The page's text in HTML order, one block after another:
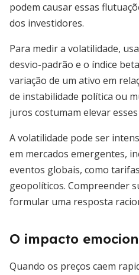
podem causar essas
dos investidores.
Para medir a volatilidade,
desvio-padrão e o índice
variação de um ativo em
de instabilidade política ou
juros costumam elevar esses
A volatilidade pode ser
em mercados emergentes,
eventos globais, como
geopolíticos. Compreender
formular uma resposta
O impacto
Quando os preços caem